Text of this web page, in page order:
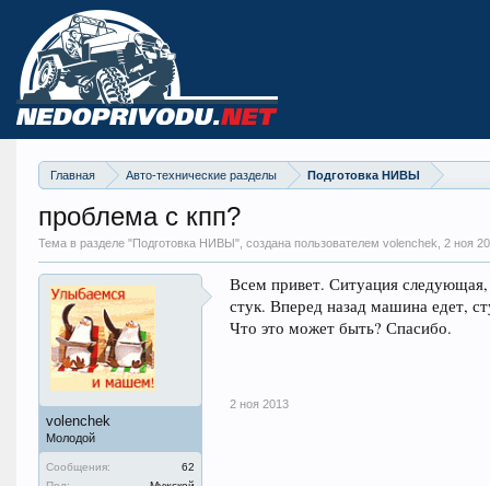
Главная Авто-технические разделы Подготовка НИВЫ
проблема с кпп?
Тема в разделе "Подготовка НИВЫ", создана пользователем volenchek, 2 ноя
volenchek
Молодой
Сообщения:
62
Всем привет. Ситуация следующая,
стук. Вперед назад машина едет,
Что это может быть? Спасибо.
2 ноя 2013